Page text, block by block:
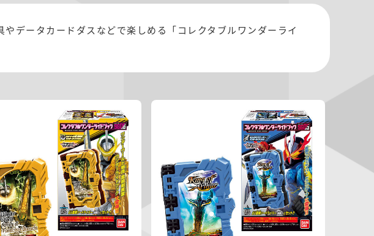
データカードダスなどで楽しめる「コレクタブルワンダーライ